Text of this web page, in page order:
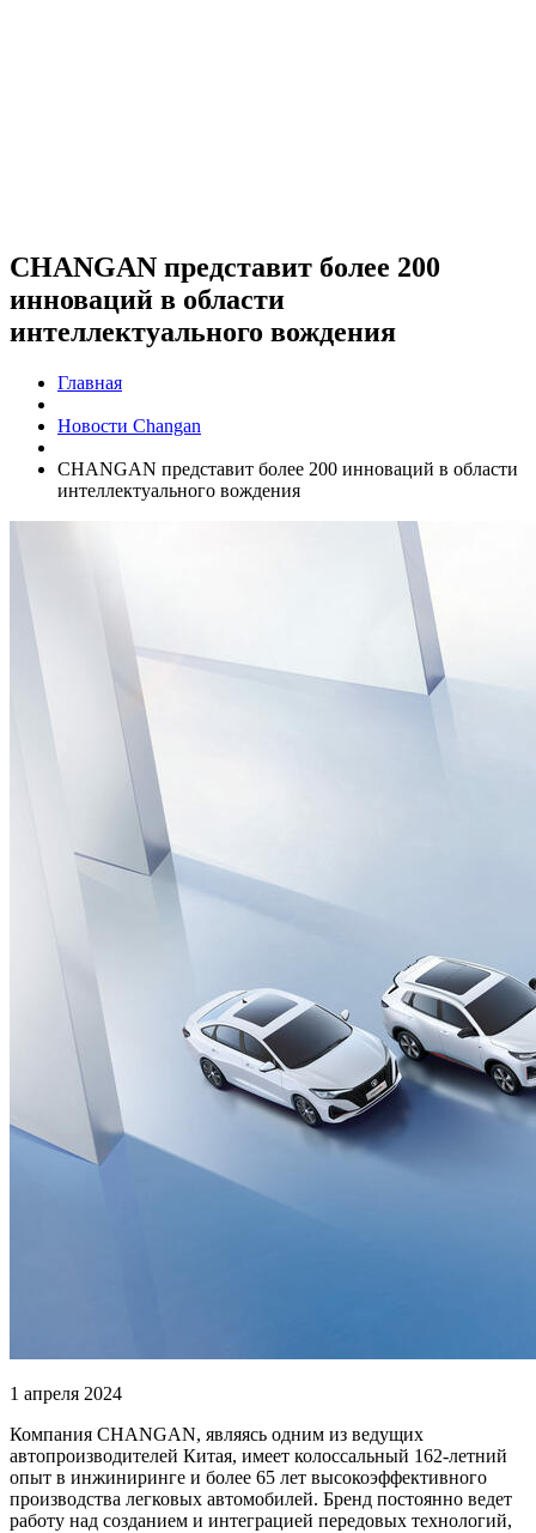
CHANGAN представит более 200
инноваций в области
интеллектуального вождения
Главная
Новости Changan
CHANGAN представит более 200 инноваций в области
интеллектуального вождения
1 апреля 2024
Компания CHANGAN, являясь одним из ведущих
автопроизводителей Китая, имеет колоссальный 162-летний
опыт в инжиниринге и более 65 лет высокоэффективного
производства легковых автомобилей. Бренд постоянно ведет
работу над созданием и интеграцией передовых технологий,